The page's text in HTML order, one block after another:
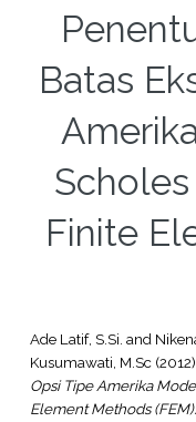
Batas
Finite
Ade Latif, S.Si. and
Kusumawati, M.Sc(2012)
Opsi Tipe Amerika
Element Methods (FEM).